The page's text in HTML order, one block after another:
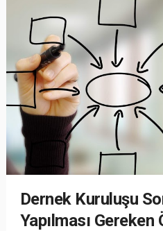
Dernek Kuruluşu
Yapılması